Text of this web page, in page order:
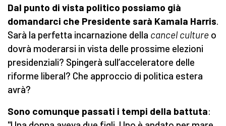
Dal punto di vista politico possiamo già
domandarci che Presidente sarà Kamala Harris.
Sarà la perfetta incarnazione della cancel culture o
dovrà moderarsi in vista delle prossime elezioni
presidenziali? Spingerà sull’acceleratore delle
riforme liberal? Che approccio di politica estera
avrà?
Sono comunque passati i tempi della battuta: